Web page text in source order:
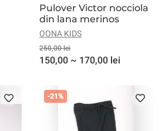
Pulover Victor nocciola
din lana merinos
OONA KIDS
250,00 lei
150,00 ~ 170,00 lei
-21%